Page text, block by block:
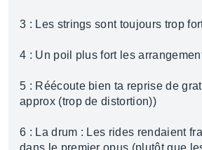
3 : Les strings sont toujours trop
4 : Un poil plus fort les
5 : Réécoute bien ta reprise de
approx (trop de distortion))
6 : La drum : Les rides rendaient
dans le premier opus (plutôt que